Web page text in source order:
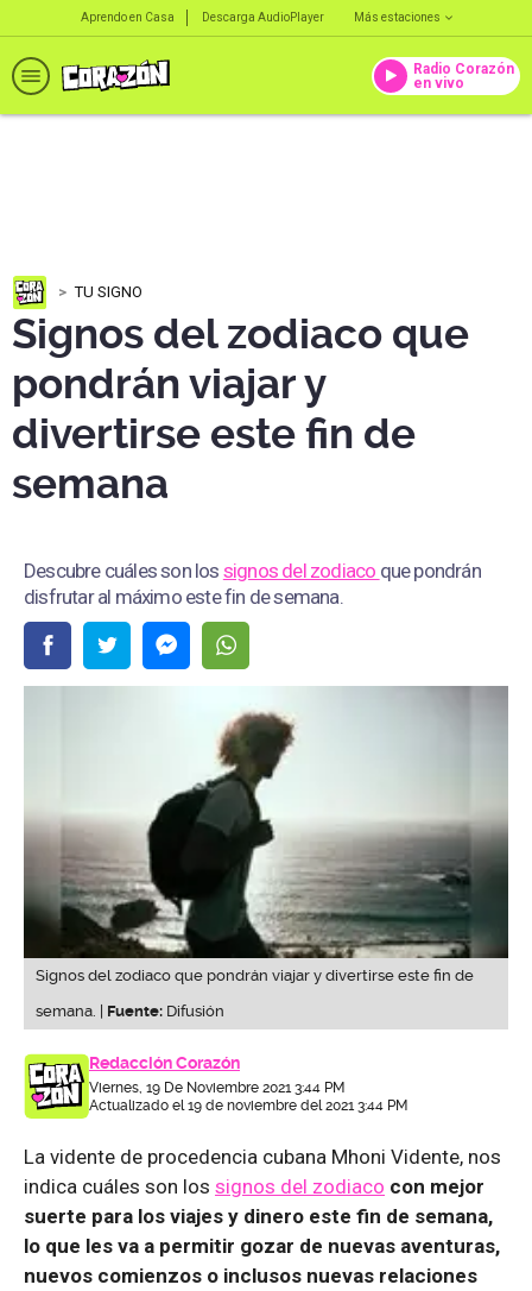
Aprendo en Casa Descarga AudioPlayer Más estaciones
Radio Corazón
en vivo
TU SIGNO
Signos del zodiaco que
pondrán viajar y
divertirse este fin de
semana
Descubre cuáles son los signos del zodiaco que pondrán
disfrutar al máximo este fin de semana.
Signos del zodiaco que pondrán viajar y divertirse este fin de
semana. | Fuente: Difusión
Redacción Corazón
Viernes, 19 De Noviembre 2021 3:44 PM
Actualizado el 19 de noviembre del 2021 3:44 PM
La vidente de procedencia cubana Mhoni Vidente, nos
indica cuáles son los signos del zodiaco con mejor
suerte para los viajes y dinero este fin de semana,
lo que les va a permitir gozar de nuevas aventuras,
nuevos comienzos o inclusos nuevas relaciones